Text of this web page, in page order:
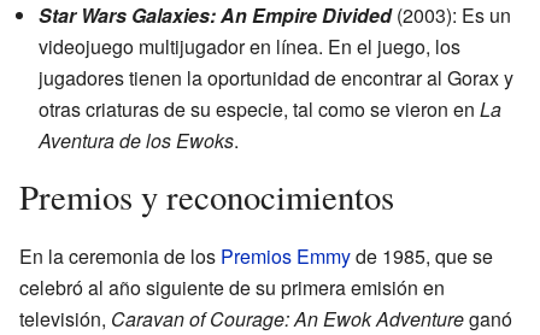
Star Wars Galaxies: An Empire Divided(2003): Es un
videojuego multijugador en línea. En el juego, los
jugadores tienen la oportunidad de encontrar al Gorax y
otras criaturas de su especie, tal como se vieron en La
Aventura de los Ewoks.
Premios y reconocimientos
En la ceremonia de los Premios Emmyde 1985, que se
celebró al año siguiente de su primera emisión en
televisión, Caravan of Courage: An Ewok Adventureganó